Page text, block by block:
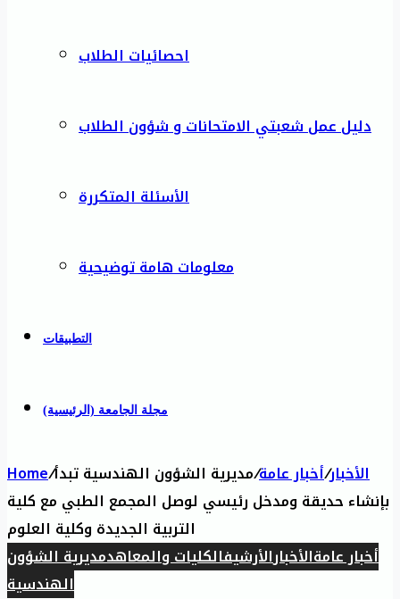
احصائيات الطلاب
دليل عمل شعبتي الامتحانات و شؤون الطلاب
الأسئلة المتكررة
معلومات هامة توضيحية
التطبيقات
مجلة الجامعة (الرئيسية)
Home/ الأخبار/أخبار عامة/مديرية الشؤون الهندسية تبدأ
بإنشاء حديقة ومدخل رئيسي لوصل المجمع الطبي مع كلية
التربية الجديدة وكلية العلوم
أخبار عامةالأخبارالأرشيفالكليات والمعاهدمديرية الشؤون
الهندسية